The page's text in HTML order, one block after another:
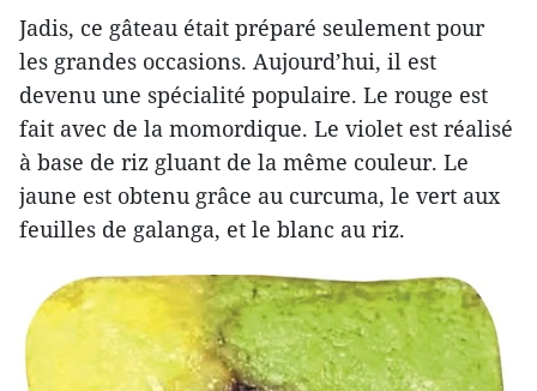
Jadis, ce gâteau était préparé seulement pour
les grandes occasions. Aujourd’hui, il est
devenu une spécialité populaire. Le rouge est
fait avec de la momordique. Le violet est réalisé
à base de riz gluant de la même couleur. Le
jaune est obtenu grâce au curcuma, le vert aux
feuilles de galanga, et le blanc au riz.